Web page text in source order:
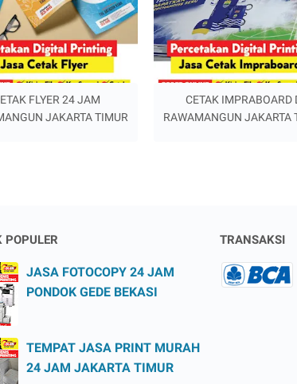
FLYER 24 JAM
JAKARTA TIMUR
CETAK IMPRABOARD
RAWAMANGUN JAKARTA
POPULER
JASA FOTOCOPY 24 JAM
PONDOK GEDE BEKASI
TEMPAT JASA PRINT MURAH
24 JAM JAKARTA TIMUR
TRANSAKSI